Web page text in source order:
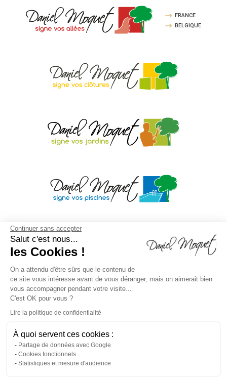
Continuer sans accepter
Salut c'est nous...
les Cookies !
On a attendu d'être sûrs que le contenu de
ce site vous intéresse avant de vous déranger, mais on aimerait bien
vous accompagner pendant votre visite...
C'est OK pour vous ?
Lire la politique de confidentialité
À quoi servent ces cookies :
Partage de données avec Google
Cookies fonctionnels
Statistiques et mesure d'audience
FRANCE
BELGIQUE
Mentions légales Droit à l'oubli
communication